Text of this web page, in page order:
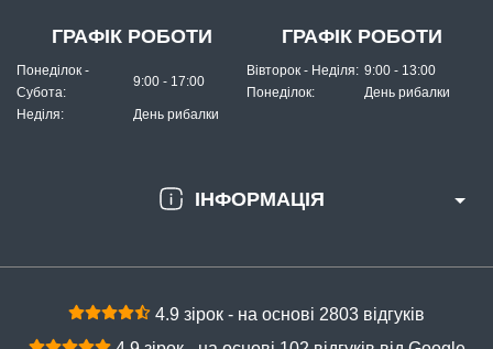
КУПИТИ
ІНФОРМАЦІЯ
ГРАФІК РОБОТИ
Понеділок -
Субота:
9:00 - 17:00
Неділя: День рибалки
ГРАФІК РОБОТИ
Вівторок - Неділя: 9:00 - 13:00
Понеділок:
День рибалки
4.9 зірок - на основі 2803 відгуків